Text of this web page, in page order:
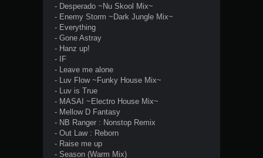
- Desperado ~Nu Skool Mix~
- Enemy Storm ~Dark Jungle Mix~
- Everything
- Gone Astray
- Hanz up!
- IF
- Leave me alone
- Luv Flow ~Funky House Mix~
- Luv is True
- MASAI ~Electro House Mix~
- Mellow D Fantasy
- NB Ranger : Nonstop Remix
- Out Law : Reborn
- Raise me up
- Season (Warm Mix)